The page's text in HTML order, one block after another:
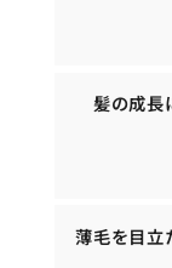
髪の成長
薄毛を目立